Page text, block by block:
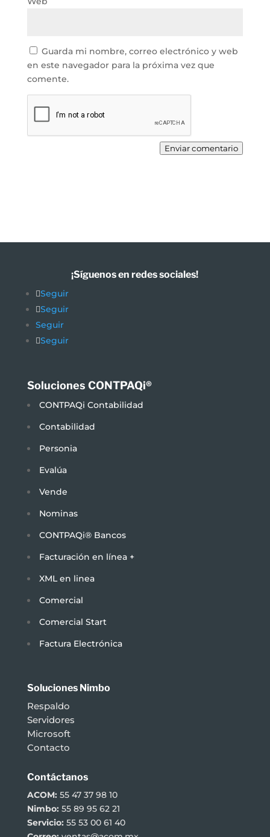
Guarda mi nombre, correo electrónico y web
en este navegador para la próxima vez que
comente.
Enviar comentario
¡Síguenos en redes sociales!
Seguir
Seguir
Seguir
Seguir
Soluciones CONTPAQi®
CONTPAQi Contabilidad
Contabilidad
Personia
Evalúa
Vende
Nominas
CONTPAQi® Bancos
Facturación en línea +
XML en linea
Comercial
Comercial Start
Factura Electrónica
Soluciones Nimbo
Respaldo
Servidores
Microsoft
Contacto
Contáctanos
ACOM: 55 47 37 98 10
Nimbo: 55 89 95 62 21
Servicio: 55 53 00 61 40